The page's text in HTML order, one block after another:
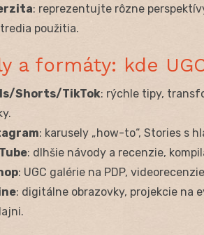
: reprezentujte rôzne
použitia.
a formáty: kde
Shorts/TikTok: rýchle tipy,
: karusely „how-to“, Stories s
: dlhšie návody a recenzie,
: UGC galérie na PDP,
: digitálne obrazovky, projekcie na